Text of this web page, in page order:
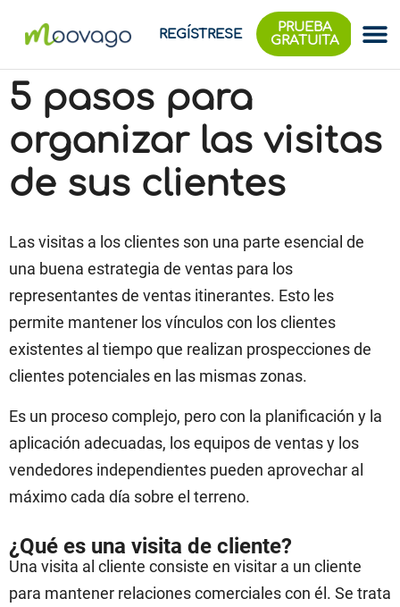
REGÍSTRESE
PRUEBA
GRATUITA
5 pasos para
organizar las visitas
de sus clientes
Las visitas a los clientes son una parte esencial de
una buena estrategia de ventas para los
representantes de ventas itinerantes. Esto les
permite mantener los vínculos con los clientes
existentes al tiempo que realizan prospecciones de
clientes potenciales en las mismas zonas.
Es un proceso complejo, pero con la planificación y la
aplicación adecuadas, los equipos de ventas y los
vendedores independientes pueden aprovechar al
máximo cada día sobre el terreno.
¿Qué es una visita de cliente?
Una visita al cliente consiste en visitar a un cliente
para mantener relaciones comerciales con él. Se trata